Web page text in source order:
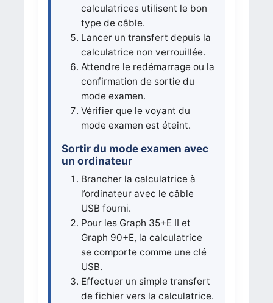
calculatrices utilisent le bon
type de câble.
Lancer un transfert depuis la
calculatrice non verrouillée.
Attendre le redémarrage ou la
confirmation de sortie du
mode examen.
Vérifier que le voyant du
mode examen est éteint.
Sortir du mode examen avec
un ordinateur
Brancher la calculatrice à
l’ordinateur avec le câble
USB fourni.
Pour les Graph 35+E II et
Graph 90+E, la calculatrice
se comporte comme une clé
USB.
Effectuer un simple transfert
de fichier vers la calculatrice.